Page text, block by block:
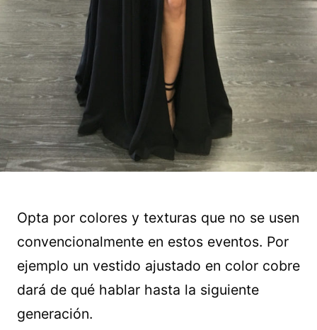
Opta por colores y texturas que no se usen
convencionalmente en estos eventos. Por
ejemplo un vestido ajustado en color cobre
dará de qué hablar hasta la siguiente
generación.